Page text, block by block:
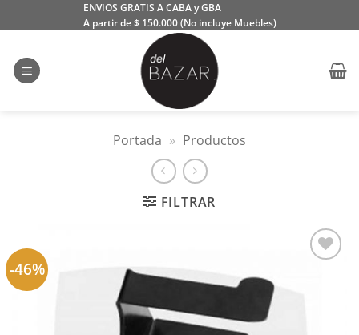
al
ENVIOS GRATIS A CABA y GBA
A partir de $ 150.000 (No incluye Muebles)
Portada » Productos
FILTRAR
-46%